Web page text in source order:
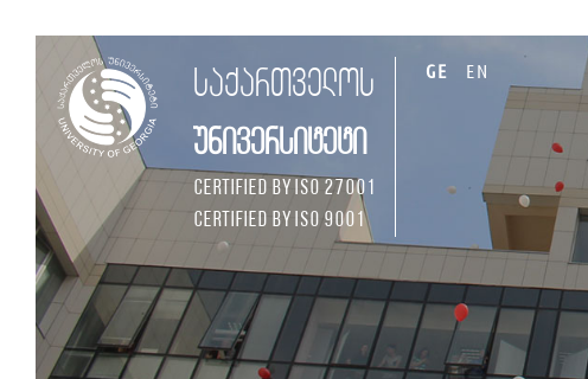
საქართველოს
უნივერსიტეტი
Certified by ISO 27001
Certified by ISO 9001
GE EN